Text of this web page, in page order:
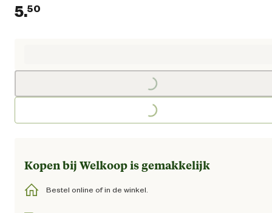
5.50
Loading...
Loading...
Kopen bij Welkoop is gemakkelijk
Bestel online of in de winkel.